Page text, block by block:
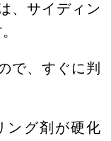
、サイディン
で、すぐに判
ング剤が硬化